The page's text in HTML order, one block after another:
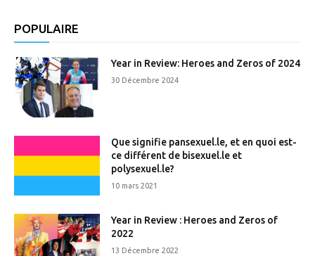
POPULAIRE
Year in Review: Heroes and Zeros of 2024
30 Décembre 2024
Que signifie pansexuel.le, et en quoi est-
ce différent de bisexuel.le et
polysexuel.le?
10 mars 2021
Year in Review : Heroes and Zeros of
2022
13 Décembre 2022